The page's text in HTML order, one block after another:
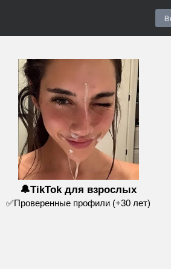
🔔TikTok для взрослых
✅Проверенные профили (+30 лет)